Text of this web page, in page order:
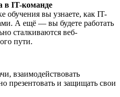
в IT-команде
обучения вы узнаете, как IT-
А ещё — вы будете работать
сталкиваются веб-
пути.
взаимодействовать
презентовать и защищать свои